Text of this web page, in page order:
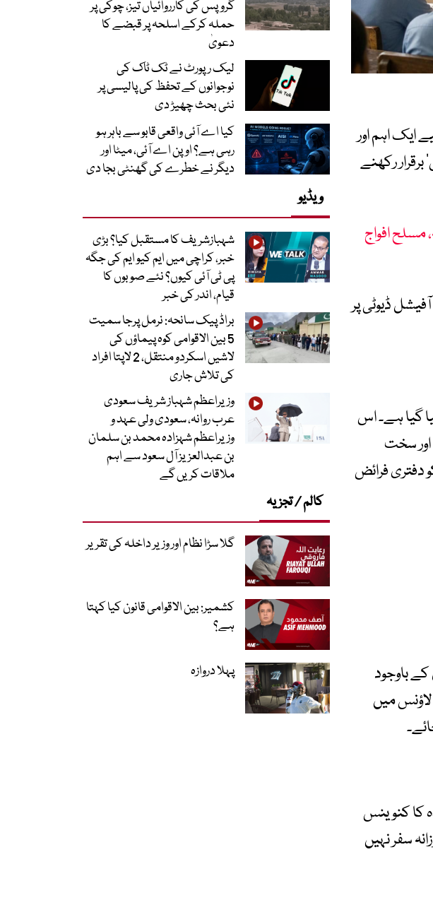
ایک اہم اور
رکھنے
میں 7 فیصد اضافہ، مسلح افواج
ڈیوٹی پر
گیا ہے۔ اس
سخت
فرائض
باوجود
میں
کا کنوینس
سفر نہیں
گروپس کی کارروائیاں تیز، چوکی پر
حملہ کرکے اسلحہ پر قبضے کا
دعویٰ
لیک رپورٹ نے ٹک ٹاک کی
نوجوانوں کے تحفظ کی پالیسی پر
نئی بحث چھیڑ دی
کیا اے آئی واقعی قابو سے باہر ہو
رہی ہے؟ اوپن اے آئی، میٹا اور
دیگر نے خطرے کی گھنٹی بجا دی
ویڈیو
شہبازشریف کا مستقبل کیا؟ بڑی
خبر، کراچی میں ایم کیو ایم کی جگہ
پی ٹی آئی کیوں؟ نئے صوبوں کا
قیام، اندر کی خبر
براڈ پیک سانحہ: نرمل پرجا سمیت
5 بین الاقوامی کوہ پیماؤں کی
لاشیں اسکردو منتقل، 2 لاپتا افراد
کی تلاش جاری
وزیراعظم شہباز شریف سعودی
عرب روانہ، سعودی ولی عہد و
وزیراعظم شہزادہ محمد بن سلمان
بن عبدالعزیز آل سعود سے اہم
ملاقات کریں گے
کالم / تجزیہ
گلا سڑا نظام اور وزیر داخلہ کی تقریر
کشمیر: بین الاقوامی قانون کیا کہتا
ہے؟
پہلا دروازہ